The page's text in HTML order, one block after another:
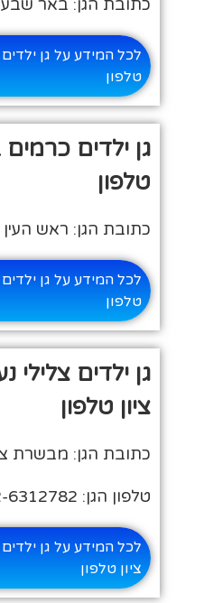
כתובת הגן: באר שבע
לכל המידע על גן
טלפון
גן ילדים
טלפון
כתובת הגן: ראש העין
לכל המידע על גן
טלפון
גן ילדים
ציון טלפון
כתובת הגן: מבשרת
טלפון הגן: 02-6312782
לכל המידע על גן
ציון טלפון